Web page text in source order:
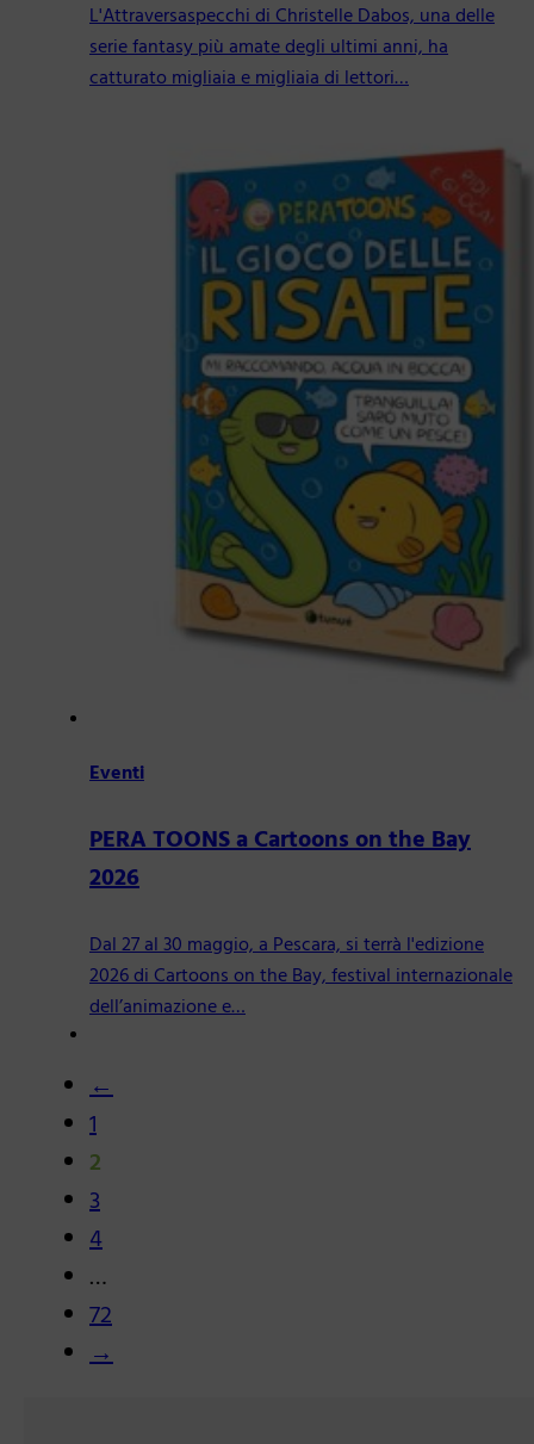
L'Attraversaspecchi di Christelle Dabos, una delle
serie fantasy più amate degli ultimi anni, ha
catturato migliaia e migliaia di lettori…
Eventi
PERA TOONS a Cartoons on the Bay
2026
Dal 27 al 30 maggio, a Pescara, si terrà l'edizione
2026 di Cartoons on the Bay, festival internazionale
dell’animazione e…
←
1
2
3
4
…
72
→